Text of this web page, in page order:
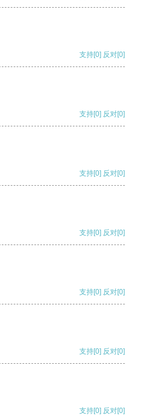
支持[0] 反对[0]
支持[0] 反对[0]
支持[0] 反对[0]
支持[0] 反对[0]
支持[0] 反对[0]
支持[0] 反对[0]
支持[0] 反对[0]